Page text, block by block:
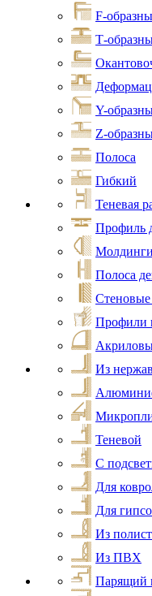
F-
Т-
Y-
Z-
Полоса
Гибкий
Теневая
Профиль
Молдинги
Полоса
Стеновые
Профили
Из
Теневой
С
Для
Для
Из
Из ПВХ
Парящий